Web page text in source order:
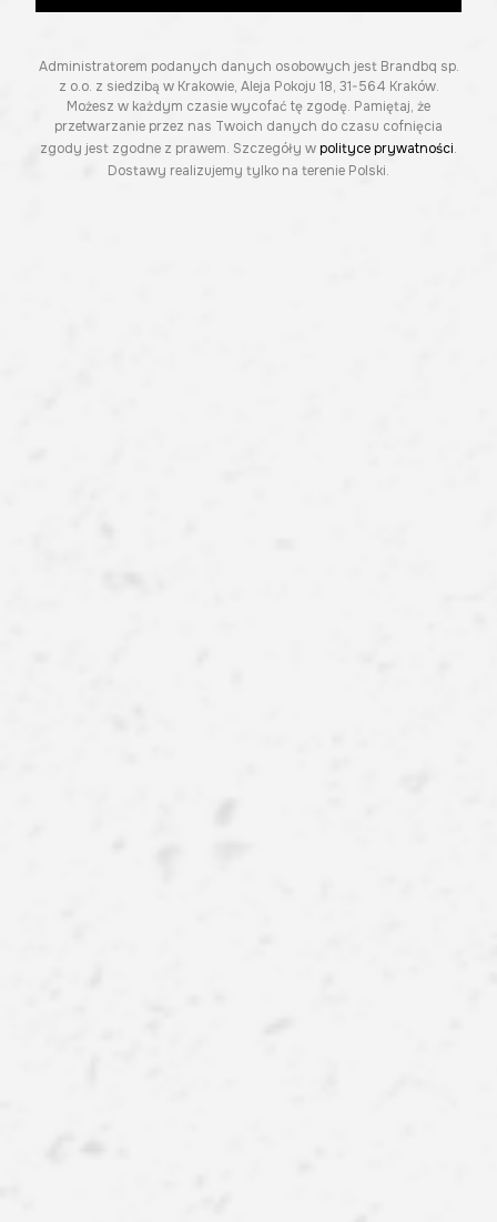
Administratorem podanych danych osobowych jest Brandbq sp.
z o.o. z siedzibą w Krakowie, Aleja Pokoju 18, 31-564 Kraków.
Możesz w każdym czasie wycofać tę zgodę. Pamiętaj, że
przetwarzanie przez nas Twoich danych do czasu cofnięcia
zgody jest zgodne z prawem. Szczegóły w polityce prywatności.
Dostawy realizujemy tylko na terenie Polski.